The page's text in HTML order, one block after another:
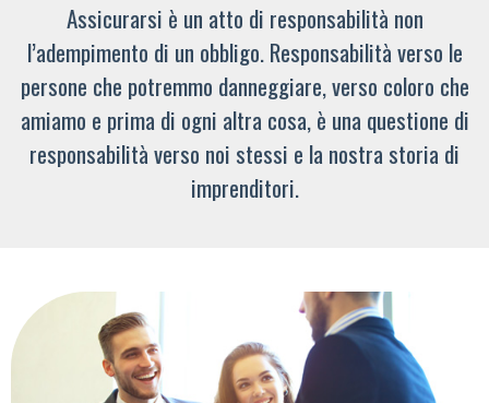
Assicurarsi è un atto di responsabilità non
l’adempimento di un obbligo. Responsabilità verso le
persone che potremmo danneggiare, verso coloro che
amiamo e prima di ogni altra cosa, è una questione di
responsabilità verso noi stessi e la nostra storia di
imprenditori.